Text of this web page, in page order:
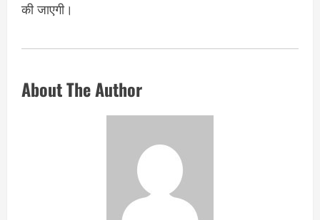
की जाएगी।
About The Author